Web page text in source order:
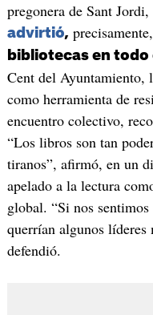
pregonera de Sant
advirtió,
bibliotecas en todo
Cent del
como herramienta de
encuentro colectivo,
“Los libros son tan
tiranos”, afirmó, en un
apelado a la lectura
global. “Si nos
querrían algunos
defendió.